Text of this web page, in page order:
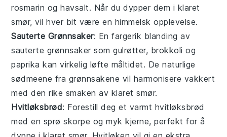
rosmarin og havsalt. Når du dypper dem i klaret
smør, vil hver bit være en himmelsk opplevelse.
Sauterte Grønnsaker: En fargerik blanding av
sauterte grønnsaker som gulrøtter, brokkoli og
paprika kan virkelig løfte måltidet. De naturlige
sødmeene fra grønnsakene vil harmonisere vakkert
med den rike smaken av klaret smør.
Hvitløksbrød: Forestill deg et varmt hvitløksbrød
med en sprø skorpe og myk kjerne, perfekt for å